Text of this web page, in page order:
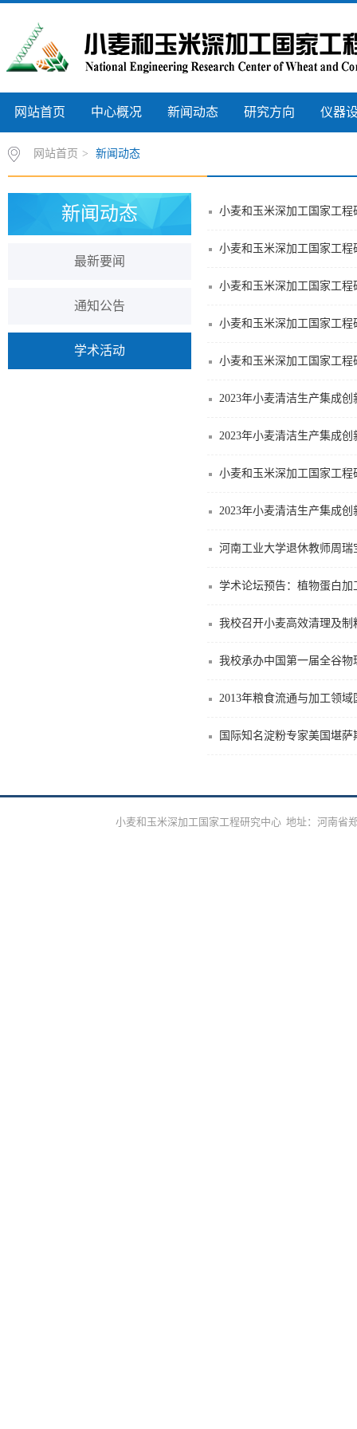
网站首页 中心概况 新闻动态 研究方向 仪器
网站首页 > 新闻动态
新闻动态
最新要闻
通知公告
学术活动
小麦和玉米深加工国家工
小麦和玉米深加工国家工
小麦和玉米深加工国家工
小麦和玉米深加工国家工
小麦和玉米深加工国家工
2023年小麦清洁生产集成
小麦和玉米深加工国家工
2023年小麦清洁生产集成
河南工业大学退休教师周
学术论坛预告：植物蛋白加
我校召开小麦高效清理及
我校承办中国第一届全谷物
2013年粮食流通与加工领
国际知名淀粉专家美国堪
小麦和玉米深加工国家工程研究中心 地址：河南省